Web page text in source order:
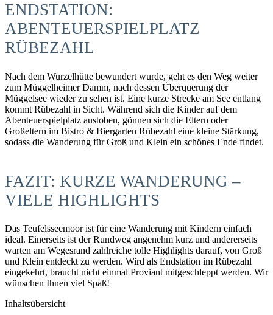
ENDSTATION:
ABENTEUERSPIELPLATZ
RÜBEZAHL
Nach dem Wurzelhütte bewundert wurde, geht es den Weg weiter
zum Müggelheimer Damm, nach dessen Überquerung der
Müggelsee wieder zu sehen ist. Eine kurze Strecke am See entlang
kommt Rübezahl in Sicht. Während sich die Kinder auf dem
Abenteuerspielplatz austoben, gönnen sich die Eltern oder
Großeltern im Bistro & Biergarten Rübezahl eine kleine Stärkung,
sodass die Wanderung für Groß und Klein ein schönes Ende findet.
FAZIT: KURZE WANDERUNG –
VIELE HIGHLIGHTS
Das Teufelsseemoor ist für eine Wanderung mit Kindern einfach
ideal. Einerseits ist der Rundweg angenehm kurz und andererseits
warten am Wegesrand zahlreiche tolle Highlights darauf, von Groß
und Klein entdeckt zu werden. Wird als Endstation im Rübezahl
eingekehrt, braucht nicht einmal Proviant mitgeschleppt werden. Wir
wünschen Ihnen viel Spaß!
Inhaltsübersicht